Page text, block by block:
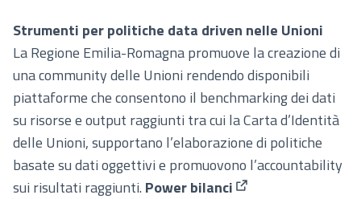
Strumenti per politiche data driven nelle Unioni
La Regione Emilia-Romagna promuove la creazione di
una community delle Unioni rendendo disponibili
piattaforme che consentono il benchmarking dei dati
su risorse e output raggiunti tra cui la Carta d’Identità
delle Unioni, supportano l’elaborazione di politiche
basate su dati oggettivi e promuovono l’accountability
sui risultati raggiunti. Power bilanci